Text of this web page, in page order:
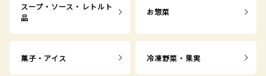
スープ・ソース・レトルト
品
お惣菜
菓子・アイス 冷凍野菜・果実